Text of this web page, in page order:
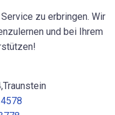
zu erbringen. Wir
und bei Ihrem